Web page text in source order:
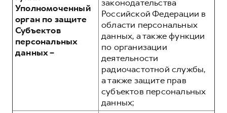
Уполномоченный
орган по защите
Субъектов
персональных
данных –
законодательства
Российской Федерации в
области персональных
данных, а также функции
по организации
деятельности
радиочастотной службы,
а также защите прав
субъектов персональных
данных;